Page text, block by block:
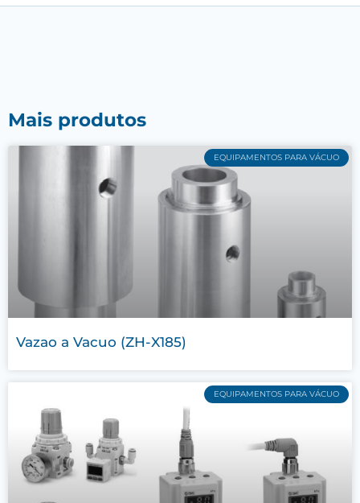
Mais produtos
EQUIPAMENTOS PARA VÁCUO
Vazao a Vacuo (ZH-X185)
EQUIPAMENTOS PARA VÁCUO